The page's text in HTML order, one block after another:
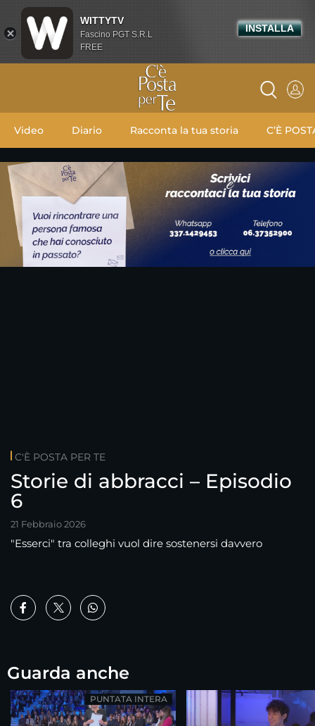
Video Diario Racconta la tua storia C’È
C'È POSTA PER TE
Storie di abbracci – Episodio
6
21 Febbraio 2026
"Esserci" tra colleghi vuol dire sostenersi davvero
Guarda anche
PUNTATA INTERA
WITTYTV
Fascino PGT S.R.L
FREE
INSTALLA